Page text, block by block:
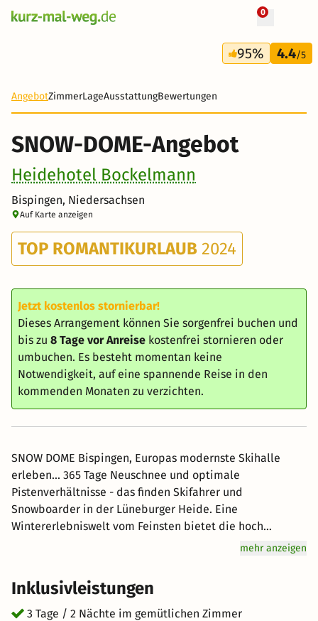
0
3 Tage
155 €
95% 4.4/5
AngebotZimmerLageAusstattungBewertungen
SNOW-DOME-Angebot
Heidehotel Bockelmann
Bispingen, Niedersachsen
Auf Karte anzeigen
TOP ROMANTIKURLAUB 2024
Jetzt kostenlos stornierbar!
Dieses Arrangement können Sie sorgenfrei buchen und
bis zu 8 Tage vor Anreise kostenfrei stornieren oder
umbuchen. Es besteht momentan keine
Notwendigkeit, auf eine spannende Reise in den
kommenden Monaten zu verzichten.
SNOW DOME Bispingen, Europas modernste Skihalle
erleben... 365 Tage Neuschnee und optimale
Pistenverhältnisse - das finden Skifahrer und
Snowboarder in der Lüneburger Heide. Eine
Wintererlebniswelt vom Feinsten bietet die hoch
moderne Skihalle Bispingen vom BERG & TAL
23.000 Quadratmeter Schneefläche zur Verfügung, um auf
der 300 m langen Piste in der 60 bis 100 m breiten Halle
vom SNOW DOME Bispingen schwungvoll zu carven oder
mehr anzeigen
Inklusivleistungen
3 Tage / 2 Nächte im gemütlichen Zimmer